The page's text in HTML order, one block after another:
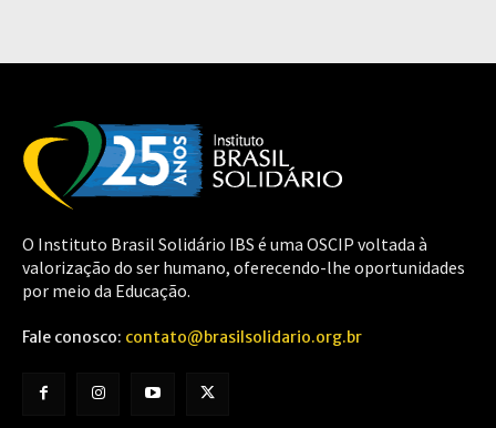
O Instituto Brasil Solidário IBS é uma OSCIP voltada à
valorização do ser humano, oferecendo-lhe oportunidades
por meio da Educação.
Fale conosco: contato@brasilsolidario.org.br